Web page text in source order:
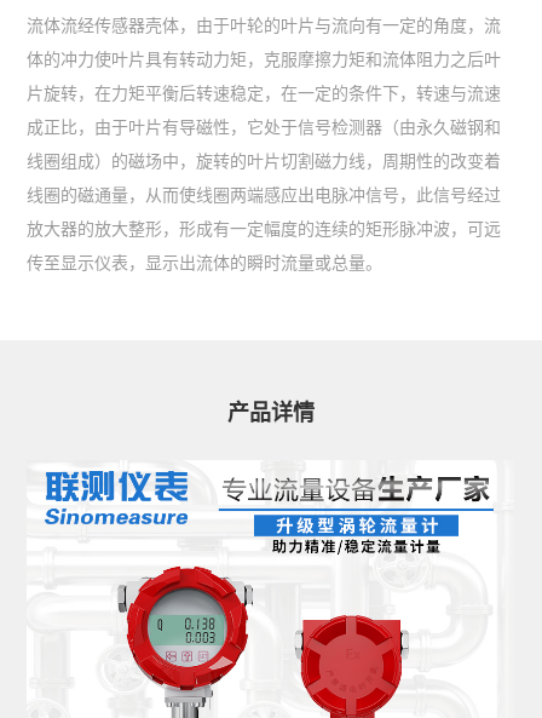
流体流经传感器壳体，由于叶轮的叶片与流向有一定的角度，流
体的冲力使叶片具有转动力矩，克服摩擦力矩和流体阻力之后叶
片旋转，在力矩平衡后转速稳定，在一定的条件下，转速与流速
成正比，由于叶片有导磁性，它处于信号检测器（由永久磁钢和
线圈组成）的磁场中，旋转的叶片切割磁力线，周期性的改变着
线圈的磁通量，从而使线圈两端感应出电脉冲信号，此信号经过
放大器的放大整形，形成有一定幅度的连续的矩形脉冲波，可远
传至显示仪表，显示出流体的瞬时流量或总量。
产品详情